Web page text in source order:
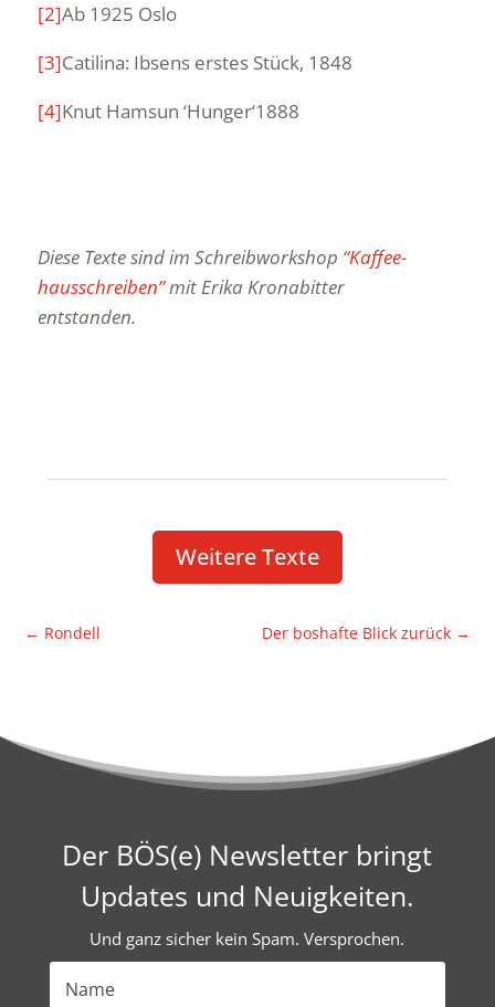
[2]Ab 1925 Oslo
[3]Cati­lina: Ibsens erstes Stück, 1848
[4]Knut Hamsun ‘Hunger‘1888
Diese Texte sind im Schreib­work­shop “Kaffee­
haus­schreiben”mit Erika Kronabitter
entstanden.
Weitere Texte
← Rondell Der boshafte Blick zurück→
Der BÖS(e) Newsletter bringt
Updates und Neuigkeiten.
Und ganz sicher kein Spam. Versprochen.